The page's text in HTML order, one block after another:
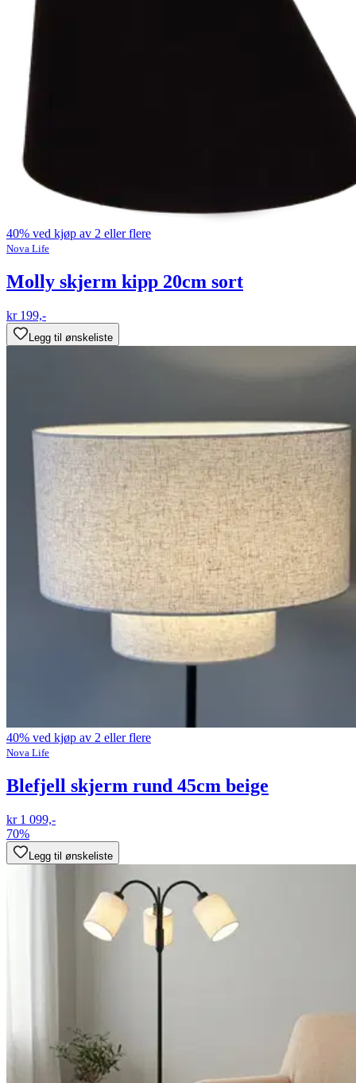
40% ved kjøp av 2 eller flere
Nova Life
Molly skjerm kipp 20cm sort
kr 199,-
Legg til ønskeliste
40% ved kjøp av 2 eller flere
Nova Life
Blefjell skjerm rund 45cm beige
kr 1 099,-
70%
Legg til ønskeliste